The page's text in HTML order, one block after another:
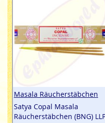
Masala Räucherstäbchen
Satya Copal Masala
Räucherstäbchen (BNG)